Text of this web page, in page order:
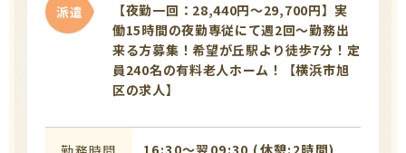
派遣
【夜勤一回：28,440円～29,700円】実
働15時間の夜勤専従にて週2回～勤務出
来る方募集！希望が丘駅より徒歩7分！定
員240名の有料老人ホーム！【横浜市旭
区の求人】
16:30〜翌09:30 (休憩:2時間)